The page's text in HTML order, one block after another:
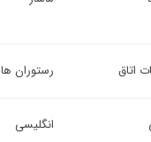
اتاق رستوران ها
انگلیسی